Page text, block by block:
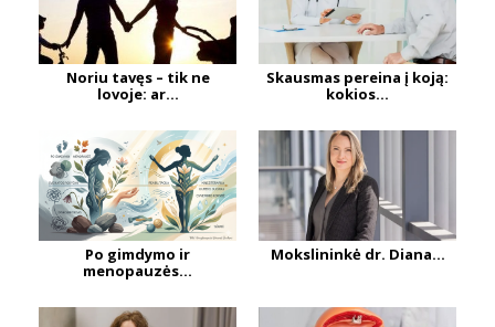
Noriu tavęs – tik ne
lovoje: ar...
Skausmas pereina į koją:
kokios...
Po gimdymo ir
menopauzės...
Mokslininkė dr. Diana...